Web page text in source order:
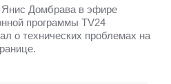
Янис Домбрава в эфире
программы TV24
о технических проблемах на